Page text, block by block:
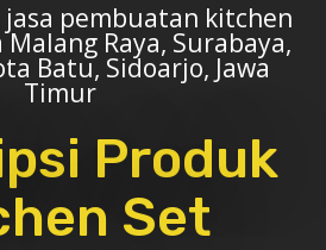
jasa pembuatan kitchen
Raya, Surabaya,
Batu, Sidoarjo, Jawa
Timur
Produk
Set